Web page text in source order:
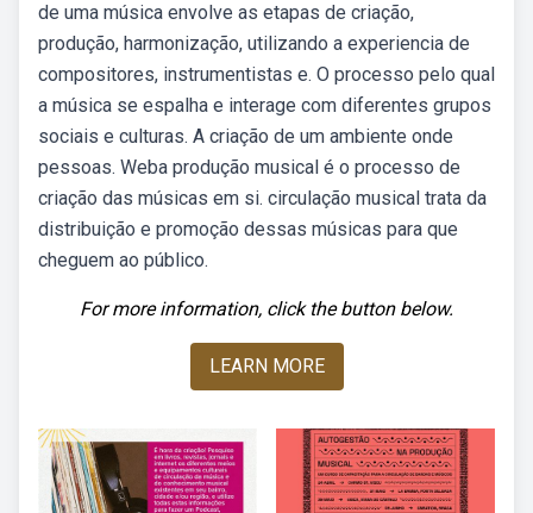
de uma música envolve as etapas de criação,
produção, harmonização, utilizando a experiencia de
compositores, instrumentistas e. O processo pelo qual
a música se espalha e interage com diferentes grupos
sociais e culturas. A criação de um ambiente onde
pessoas. Web a produção musical é o processo de
criação das músicas em si. circulação musical trata da
distribuição e promoção dessas músicas para que
cheguem ao público.
For more information, click the button below.
LEARN MORE